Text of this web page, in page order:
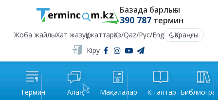
Базада барлығы
390 787термин
Жоба жайлыХат жазуҚұжаттарҚаз/Qaz/Рус/Eng
Қараңғы
Кіру
Термин Алаң Мақалалар Кітаптар